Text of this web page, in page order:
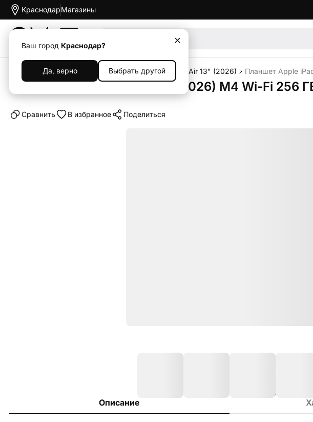
Краснодар
Ваш город Краснодар?
Да, верно Выбрать другой
Магазины
Каталог Планшеты iPad Apple iPad Air 13" (2026) Планшет Apple
Планшет Apple iPad Air 13" (2026) M4 Wi-Fi 256
Cравнить В избранное Поделиться
Описание